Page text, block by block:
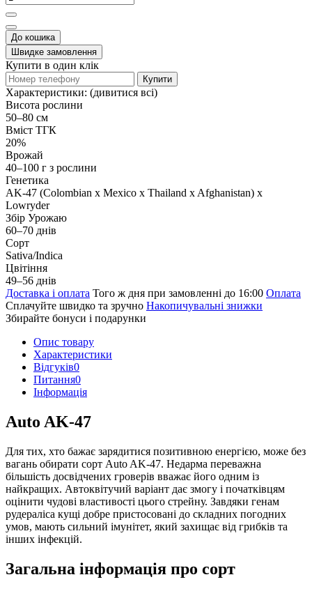
До кошика
Швидке замовлення
Купити в один клік
Купити
Характеристики: (дивитися всі)
Висота рослини
50–80 см
Вміст ТГК
20%
Врожай
40–100 г з рослини
Генетика
AK-47 (Colombian x Mexico x Thailand x Afghanistan) x
Lowryder
Збір Урожаю
60–70 днів
Сорт
Sativa/Indica
Цвітіння
49–56 днів
Доставка і оплата Того ж дня при замовленні до 16:00 Оплата
Сплачуйте швидко та зручно Накопичувальні знижки
Збирайте бонуси і подарунки
Опис товару
Характеристики
Відгуків0
Питання0
Iнформація
Auto AK-47
Для тих, хто бажає зарядитися позитивною енергією, може без
вагань обирати сорт Auto AK-47. Недарма переважна
більшість досвідчених гроверів вважає його одним із
найкращих. Автоквітучий варіант дає змогу і початківцям
оцінити чудові властивості цього стрейну. Завдяки генам
рудераліса кущі добре пристосовані до складних погодних
умов, мають сильний імунітет, який захищає від грибків та
інших інфекцій.
Загальна інформація про сорт